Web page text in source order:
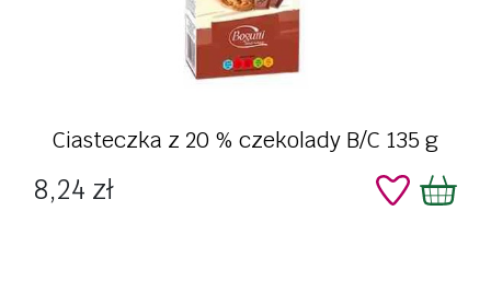
Ciasteczka z 20 % czekolady B/C 135 g
Cena
8,24 zł